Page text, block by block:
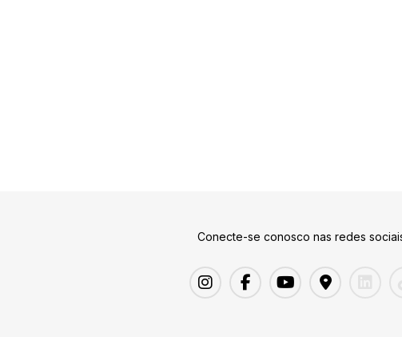
Conecte-se conosco nas redes